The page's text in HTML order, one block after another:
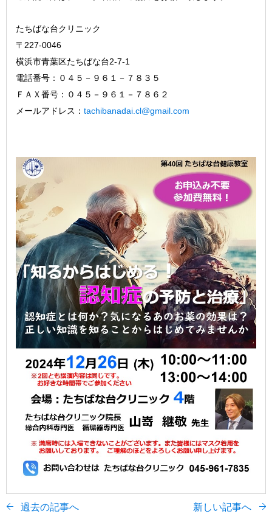
たちばな台クリニック
〒227-0046
横浜市青葉区たちばな台2-7-1
電話番号：０４５－９６１－７８３５
ＦＡＸ番号：０４５－９６１－７８６２
メールアドレス： tachibanadai.cl@gmail.com
過去の記事へ 新しい記事へ